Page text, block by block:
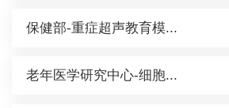
保健部-重症超声教育模...
老年医学研究中心-细胞...